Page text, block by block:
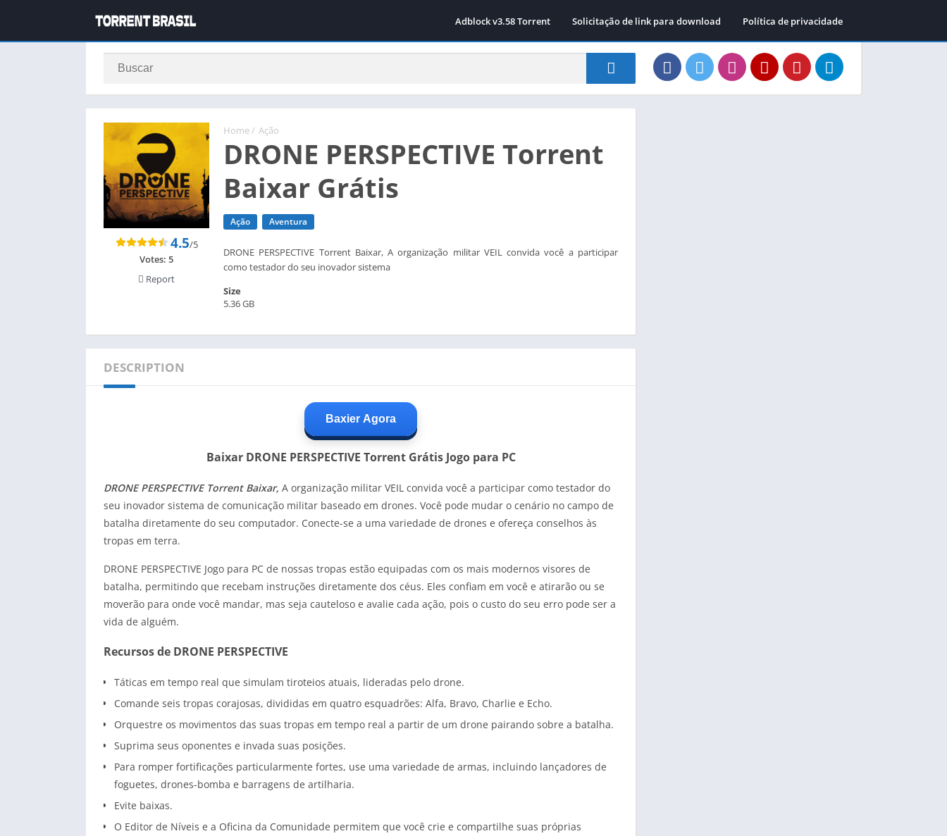
Adblock v3.58 Torrent Solicitação de link para download Política de privacidade
Home / Ação
DRONE PERSPECTIVE Torrent
Baixar Grátis
Ação Aventura
DRONE PERSPECTIVE Torrent Baixar, A organização militar VEIL convida você a participar
como testador do seu inovador sistema
4.5/5
Votes: 5
Report
Size
5.36 GB
DESCRIPTION
Baxier Agora
Baixar DRONE PERSPECTIVE Torrent Grátis Jogo para PC
DRONE PERSPECTIVE Torrent Baixar, A organização militar VEIL convida você a participar como testador do
seu inovador sistema de comunicação militar baseado em drones. Você pode mudar o cenário no campo de
batalha diretamente do seu computador. Conecte-se a uma variedade de drones e ofereça conselhos às
tropas em terra.
DRONE PERSPECTIVE Jogo para PC de nossas tropas estão equipadas com os mais modernos visores de
batalha, permitindo que recebam instruções diretamente dos céus. Eles confiam em você e atirarão ou se
moverão para onde você mandar, mas seja cauteloso e avalie cada ação, pois o custo do seu erro pode ser a
vida de alguém.
Recursos de DRONE PERSPECTIVE
Táticas em tempo real que simulam tiroteios atuais, lideradas pelo drone.
Comande seis tropas corajosas, divididas em quatro esquadrões: Alfa, Bravo, Charlie e Echo.
Orquestre os movimentos das suas tropas em tempo real a partir de um drone pairando sobre a batalha.
Suprima seus oponentes e invada suas posições.
Para romper fortificações particularmente fortes, use uma variedade de armas, incluindo lançadores de
foguetes, drones-bomba e barragens de artilharia.
Evite baixas.
O Editor de Níveis e a Oficina da Comunidade permitem que você crie e compartilhe suas próprias